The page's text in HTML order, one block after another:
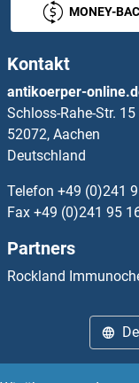
CACNB3 Antikörper
CACNB4 Antikörper
CACNG1 Antikörper
CACNG3 Antikörper
CACNG4 Antikörper
CACNG5 Antikörper
CACNG7 Antikörper
MONEY-
Kontakt
antikoerper-
Schloss-Rahe-Str. 15
52072, Aachen
Deutschland
Telefon +49 (0)241
Fax +49 (0)241 95
Partners
Rockland